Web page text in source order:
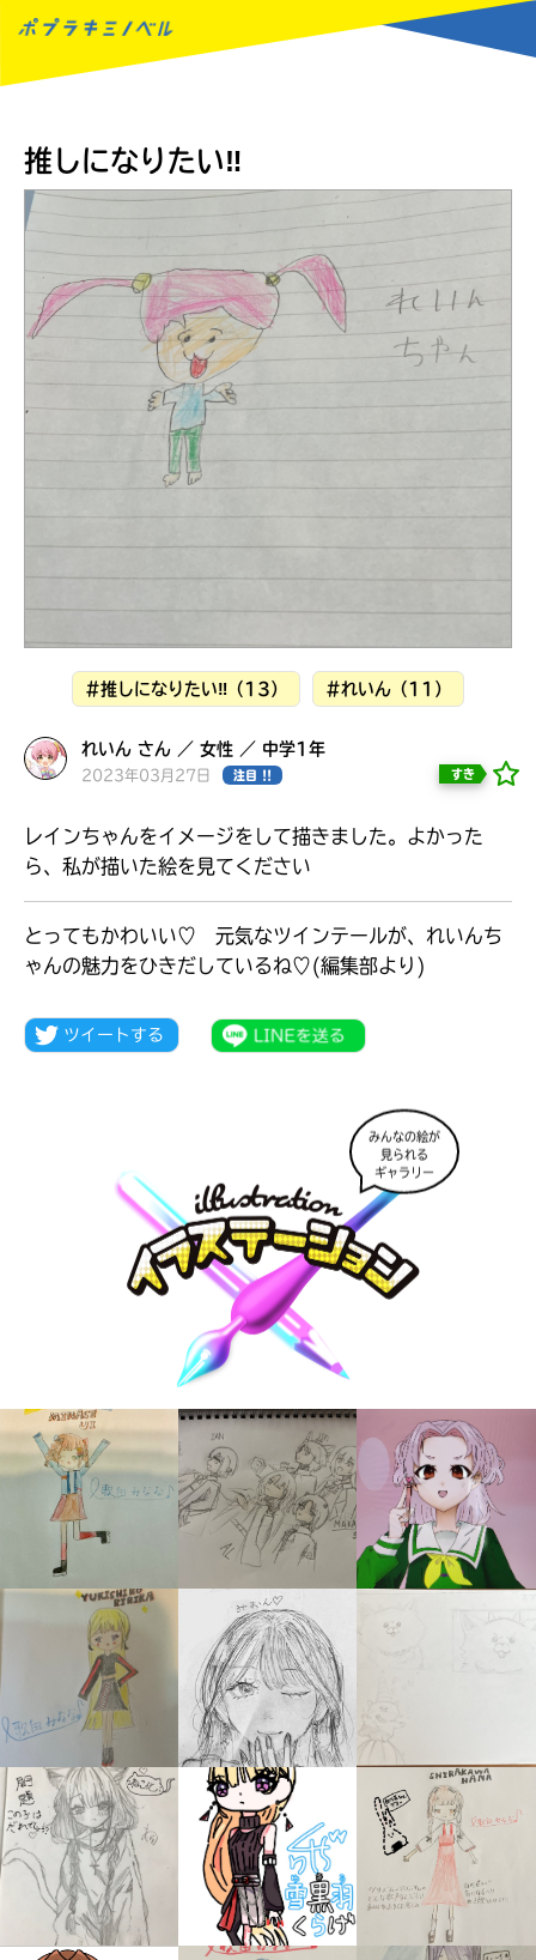
見つかる
できる掲示板
シリーズに
出会える
推しになりたい‼
#推しになりたい‼（13） #れいん（11）
れいん さん ／ 女性 ／ 中学1年
2023年03月27日 注目 !! すき
レインちゃんをイメージをして描きました。よかった
ら、私が描いた絵を見てください
とってもかわいい♡ 元気なツインテールが、れいんち
ゃんの魅力をひきだしているね♡(編集部より)
みんなの絵が
見られる
ギャラリー